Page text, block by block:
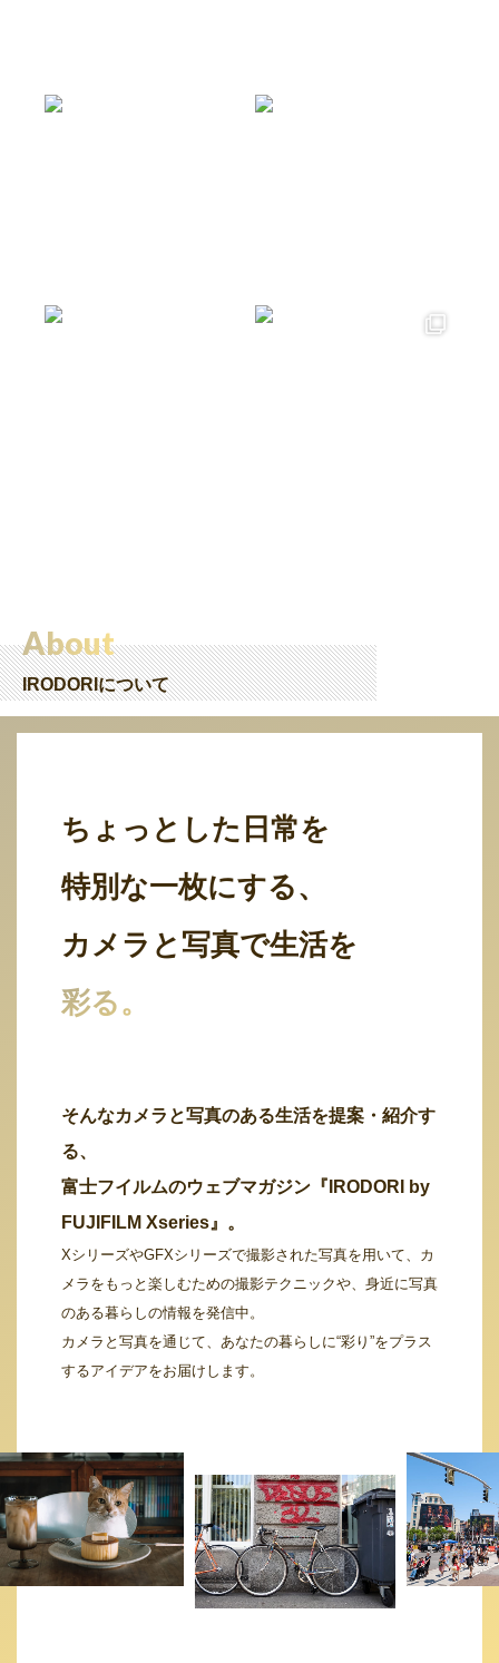
About
IRODORIについて
ちょっとした日常を
特別な一枚にする、
カメラと写真で生活を
彩る。
そんなカメラと写真のある生活を提案・紹介す
る、
富士フイルムのウェブマガジン『IRODORI by
FUJIFILM Xseries』。
XシリーズやGFXシリーズで撮影された写真を用いて、カ
メラをもっと楽しむための撮影テクニックや、身近に写真
のある暮らしの情報を発信中。
カメラと写真を通じて、あなたの暮らしに“彩り”をプラス
するアイデアをお届けします。